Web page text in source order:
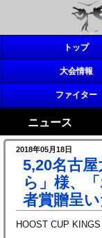
トップ
大会情報
ファイター
ニュース
2018年05月18日
5,20名古
ら」様、
者賞贈呈
HOOST CUP